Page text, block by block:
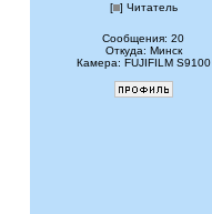
[ ] Читатель
Сообщения: 20
Откуда: Минск
Камера: FUJIFILM S9100